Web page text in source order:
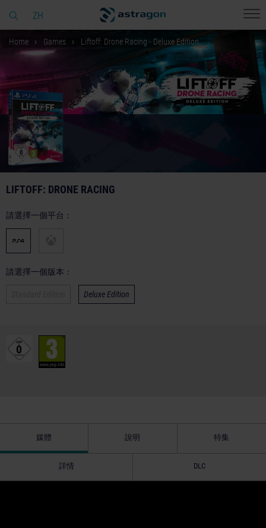
ZH
Home Games Liftoff: Drone Racing - Deluxe Edition
LIFTOFF: DRONE RACING
請選擇一個平台：
請選擇一個版本：
Deluxe Edition
媒體 說明 特集
詳情 DLC